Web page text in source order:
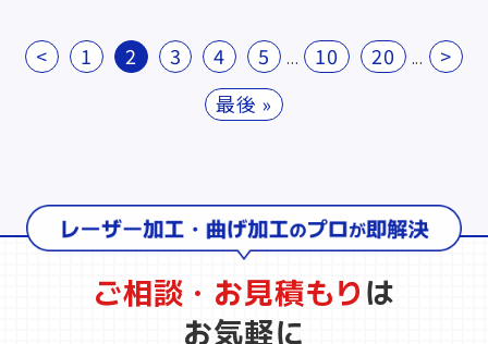
< 1 2 3 4 5 ... 10 20 ...
>
最後 »
ご相談・お見積もりは
お気軽に